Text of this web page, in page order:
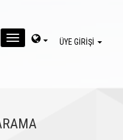
MENU ÜYE GİRİŞİ